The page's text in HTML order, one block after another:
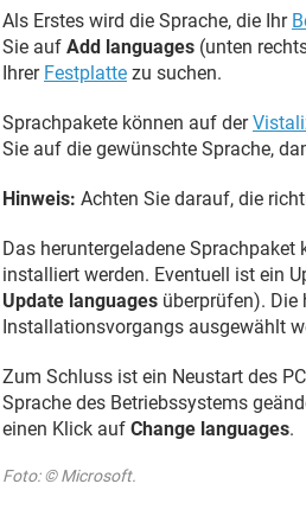
Als Erstes wird die Sprache, die Ihr
Sie auf Add languages (unten
Ihrer Festplatte zu suchen.
Sprachpakete können auf der
Sie auf die gewünschte Sprache,
Hinweis: Achten Sie darauf, die
Das heruntergeladene Sprachpaket
installiert werden. Eventuell ist ein
Update languages überprüfen). Die
Installationsvorgangs ausgewählt
Zum Schluss ist ein Neustart des
Sprache des Betriebssystems
einen Klick auf Change languages.
Foto: © Microsoft.